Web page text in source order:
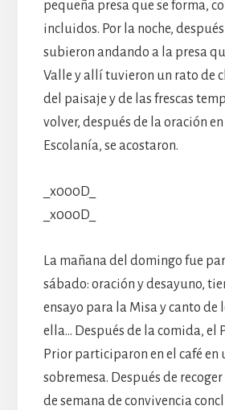
pequeña presa que se forma,
incluidos. Por la noche,
subieron andando a la presa
Valle y allí tuvieron un rato de
del paisaje y de las frescas
volver, después de la oración
Escolanía, se acostaron.
_x000D_
_x000D_
La mañana del domingo fue
sábado: oración y desayuno,
ensayo para la Misa y canto de
ella… Después de la comida, el
Prior participaron en el café en
sobremesa. Después de
de semana de convivencia